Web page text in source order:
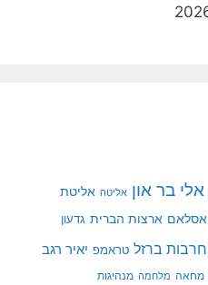
אלי בר און אליטה אליטת
אסלאם ארצות הברית גדעון
חרבות ברזל טראמפ יאיר רגב
מחאה מלחמה מנהיגות